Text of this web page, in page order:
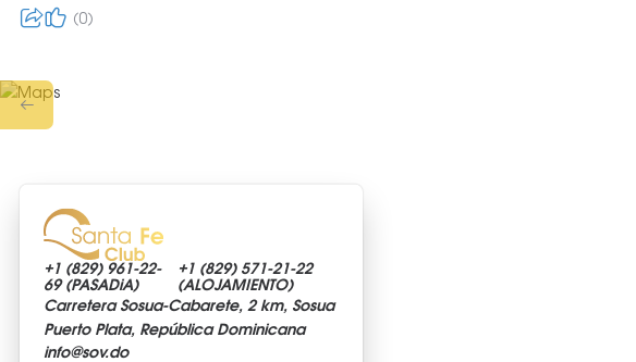
0
+1 (829) 961-22-
69 (PASADiA)
+1 (829) 571-21-22
(ALOJAMIENTO)
Carretera Sosua-Cabarete, 2 km, Sosua
Puerto Plata, República Dominicana
info@sov.do